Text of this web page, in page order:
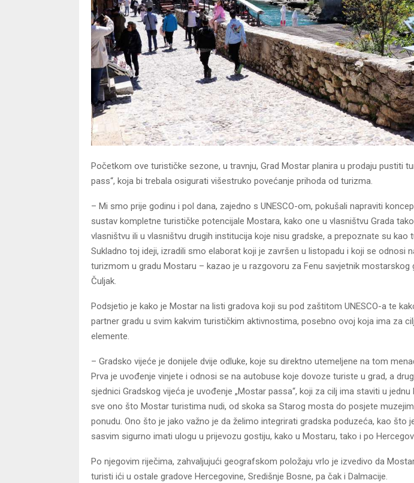
Početkom ove turističke sezone, u travnju, Grad Mostar planira u prodaju pustiti
pass“, koja bi trebala osigurati višestruko povećanje prihoda od turizma.
– Mi smo prije godinu i pol dana, zajedno s UNESCO-om, pokušali napraviti
sustav kompletne turističke potencijale Mostara, kako one u vlasništvu Grada
vlasništvu ili u vlasništvu drugih institucija koje nisu gradske, a prepoznate su kao
Sukladno toj ideji, izradili smo elaborat koji je završen u listopadu i koji se odnosi
turizmom u gradu Mostaru – kazao je u razgovoru za Fenu savjetnik mostarskog
Čuljak.
Podsjetio je kako je Mostar na listi gradova koji su pod zaštitom UNESCO-a te
partner gradu u svim kakvim turističkim aktivnostima, posebno ovoj koja ima za
elemente.
– Gradsko vijeće je donijele dvije odluke, koje su direktno utemeljene na tom
Prva je uvođenje vinjete i odnosi se na autobuse koje dovoze turiste u grad, a
sjednici Gradskog vijeća je uvođenje „Mostar passa“, koji za cilj ima staviti u
sve ono što Mostar turistima nudi, od skoka sa Starog mosta do posjete
ponudu. Ono što je jako važno je da želimo integrirati gradska poduzeća, kao što
sasvim sigurno imati ulogu u prijevozu gostiju, kako u Mostaru, tako i po
Po njegovim riječima, zahvaljujući geografskom položaju vrlo je izvedivo da
turisti ići u ostale gradove Hercegovine, Središnje Bosne, pa čak i Dalmacije.